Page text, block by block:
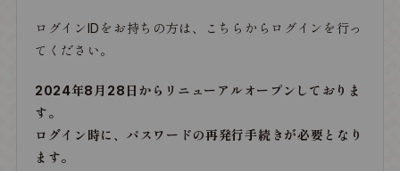
ログインIDをお持ちの方は、こちらからログインを行っ
てください。
2024年8月28日からリニューアルオープンしておりま
す。
ログイン時に、パスワードの再発行手続きが必要となり
ます。